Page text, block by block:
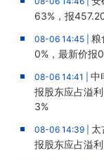
63%，报
08-06 14:45 | 粮
0%，最新价报
08-06 14:41 | 中
报股东应占溢
3%
08-06 14:39 |
报股东应占溢